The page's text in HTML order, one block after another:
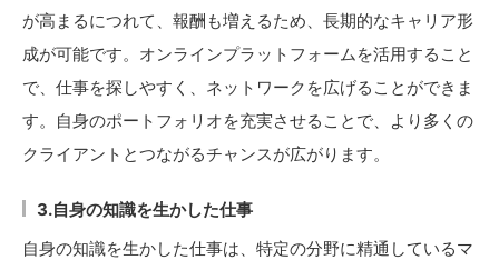
が高まるにつれて、報酬も増えるため、長期的なキャリア形
成が可能です。オンラインプラットフォームを活用すること
で、仕事を探しやすく、ネットワークを広げることができま
す。自身のポートフォリオを充実させることで、より多くの
クライアントとつながるチャンスが広がります。
3.自身の知識を生かした仕事
自身の知識を生かした仕事は、特定の分野に精通しているマ